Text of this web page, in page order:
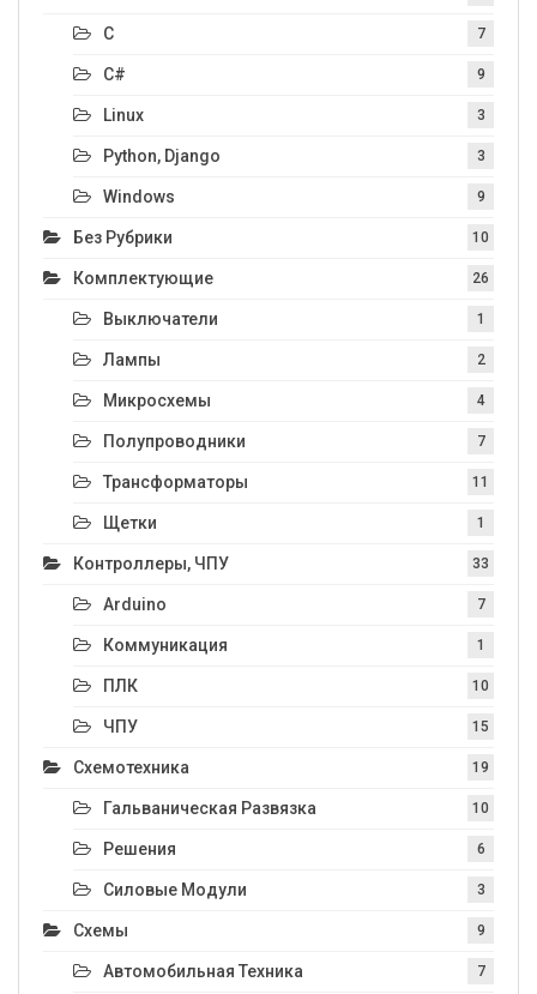
C 7
C# 9
Linux 3
Python, Django 3
Windows 9
Без Рубрики 10
Комплектующие 26
Выключатели 1
Лампы 2
Микросхемы 4
Полупроводники 7
Трансформаторы 11
Щетки 1
Контроллеры, ЧПУ 33
Arduino 7
Коммуникация 1
ПЛК 10
ЧПУ 15
Схемотехника 19
Гальваническая Развязка 10
Решения 6
Силовые Модули 3
Схемы 9
Автомобильная Техника 7